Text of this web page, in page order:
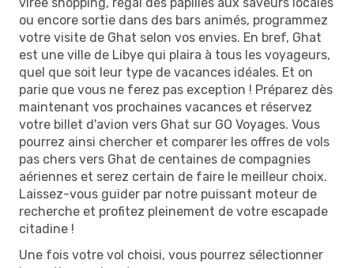
ou encore sortie dans des bars animés, programmez
votre visite de Ghat selon vos envies. En bref, Ghat
est une ville de Libye qui plaira à tous les voyageurs,
quel que soit leur type de vacances idéales. Et on
parie que vous ne ferez pas exception ! Préparez dès
maintenant vos prochaines vacances et réservez
votre billet d'avion vers Ghat sur GO Voyages. Vous
pourrez ainsi chercher et comparer les offres de vols
pas chers vers Ghat de centaines de compagnies
aériennes et serez certain de faire le meilleur choix.
Laissez-vous guider par notre puissant moteur de
recherche et profitez pleinement de votre escapade
citadine !
Une fois votre vol choisi, vous pourrez sélectionner